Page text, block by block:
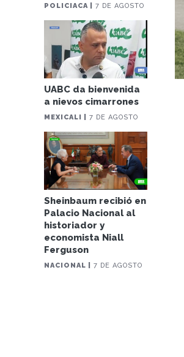
POLICIACA | 7 DE AGOSTO
UABC da bienvenida
a nievos cimarrones
MEXICALI | 7 DE AGOSTO
Sheinbaum recibió en
Palacio Nacional al
historiador y
economista Niall
Ferguson
NACIONAL | 7 DE AGOSTO